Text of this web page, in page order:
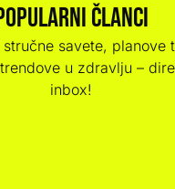
članci
savete, planove
u zdravlju –
inbox!